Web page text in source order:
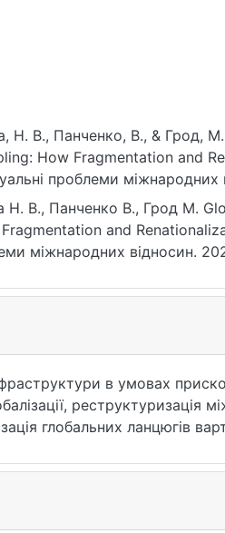
Н. В., Панченко, В., &
How Fragmentation and
проблеми міжнародних
apmv.2025.165.1.144-155
Н. В., Панченко В., Грод М.
and
міжнародних відносин.
в умовах
глобальних ланцюгів
як інфраструктурний
інтереси та
інститутів, ренесанс